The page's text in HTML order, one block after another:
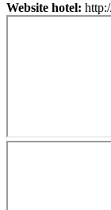
Website hotel: